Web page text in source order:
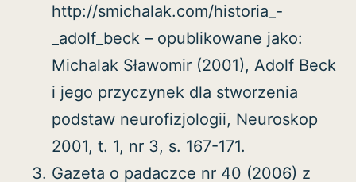
http://smichalak.com/historia_-
_adolf_beck – opublikowane jako:
Michalak Sławomir (2001), Adolf Beck
i jego przyczynek dla stworzenia
podstaw neurofizjologii, Neuroskop
2001, t. 1, nr 3, s. 167-171.
Gazeta o padaczce nr 40 (2006) z